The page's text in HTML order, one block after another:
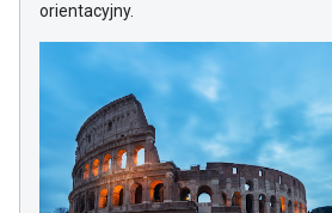
orientacyjny.